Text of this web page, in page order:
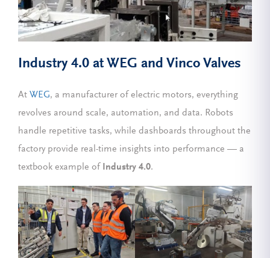
Industry 4.0 at WEG and Vinco Valves
At WEG, a manufacturer of electric motors, everything
revolves around scale, automation, and data. Robots
handle repetitive tasks, while dashboards throughout the
factory provide real-time insights into performance — a
textbook example of
Industry 4.0.